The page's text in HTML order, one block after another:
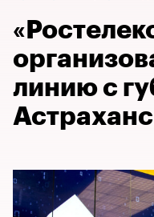
линию с